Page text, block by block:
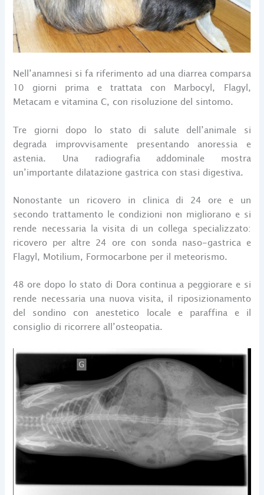
Nell’anamnesi si fa riferimento ad una diarrea comparsa
10 giorni prima e trattata con Marbocyl, Flagyl,
Metacam e vitamina C, con risoluzione del sintomo.
Tre giorni dopo lo stato di salute dell’animale si
degrada improvvisamente presentando anoressia e
astenia. Una radiografia addominale mostra
un’importante dilatazione gastrica con stasi digestiva.
Nonostante un ricovero in clinica di 24 ore e un
secondo trattamento le condizioni non migliorano e si
rende necessaria la visita di un collega specializzato:
ricovero per altre 24 ore con sonda naso-gastrica e
Flagyl, Motilium, Formocarbone per il meteorismo.
48 ore dopo lo stato di Dora continua a peggiorare e si
rende necessaria una nuova visita, il riposizionamento
del sondino con anestetico locale e paraffina e il
consiglio di ricorrere all’osteopatia.